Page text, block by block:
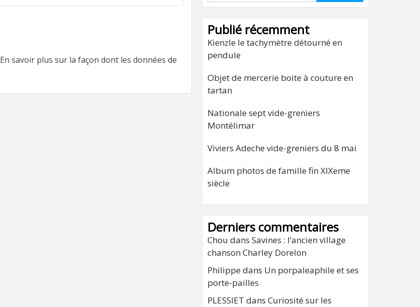
En savoir plus sur la façon dont les données de
Publié récemment
Kienzle le tachymètre détourné en
pendule
Objet de mercerie boite à couture en
tartan
Nationale sept vide-greniers
Montélimar
Viviers Adeche vide-greniers du 8 mai
Album photos de famille fin XIXeme
siècle
Derniers commentaires
Chou dans Savines : l’ancien village
chanson Charley Dorelon
Philippe dans Un porpaleaphile et ses
porte-pailles
PLESSIET dans Curiosité sur les